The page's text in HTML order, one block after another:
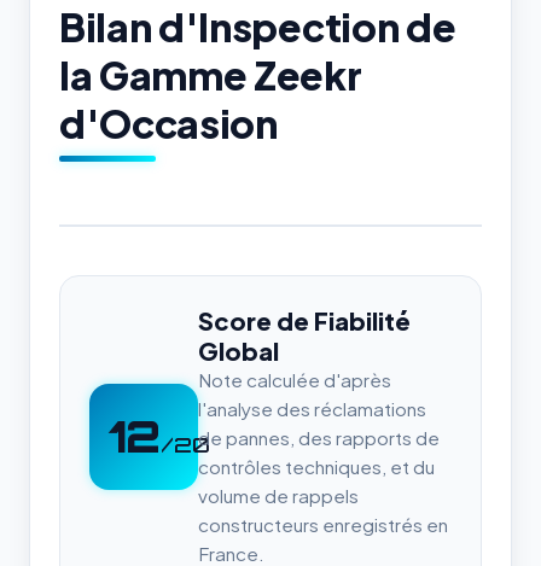
Bilan d'Inspection de
la Gamme Zeekr
d'Occasion
12/20
Score de Fiabilité
Global
Note calculée d'après
l'analyse des réclamations
de pannes, des rapports de
contrôles techniques, et du
volume de rappels
constructeurs enregistrés en
France.